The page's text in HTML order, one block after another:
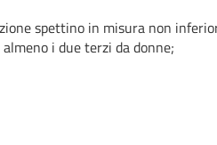
spettino in misura non
i due terzi da donne;